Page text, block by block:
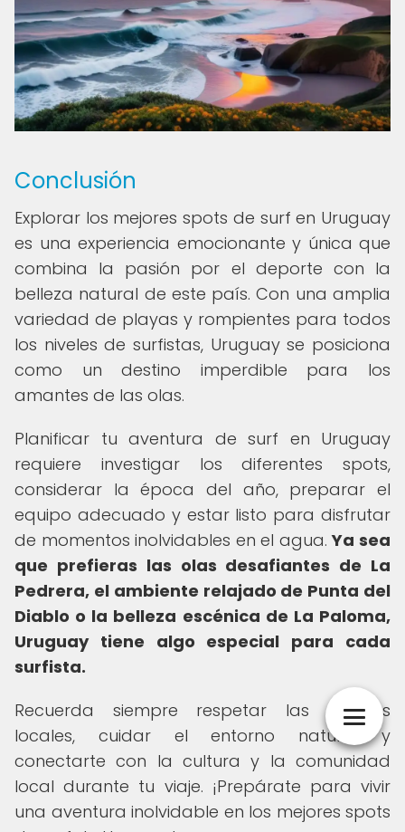
Conclusión
Explorar los mejores spots de surf en Uruguay
es una experiencia emocionante y única que
combina la pasión por el deporte con la
belleza natural de este país. Con una amplia
variedad de playas y rompientes para todos
los niveles de surfistas, Uruguay se posiciona
como un destino imperdible para los
amantes de las olas.
Planificar tu aventura de surf en Uruguay
requiere investigar los diferentes spots,
considerar la época del año, preparar el
equipo adecuado y estar listo para disfrutar
de momentos inolvidables en el agua.Ya sea
que prefieras las olas desafiantes de La
Pedrera, el ambiente relajado de Punta del
Diablo o la belleza escénica de La Paloma,
Uruguay tiene algo especial para cada
surfista.
Recuerda siempre respetar las normas
locales, cuidar el entorno natural y
conectarte con la cultura y la comunidad
local durante tu viaje. ¡Prepárate para vivir
una aventura inolvidable en los mejores spots